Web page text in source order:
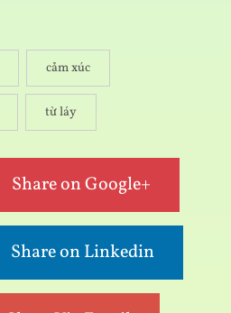
cảm xúc
từ láy
Share on Google+
Share on Linkedin